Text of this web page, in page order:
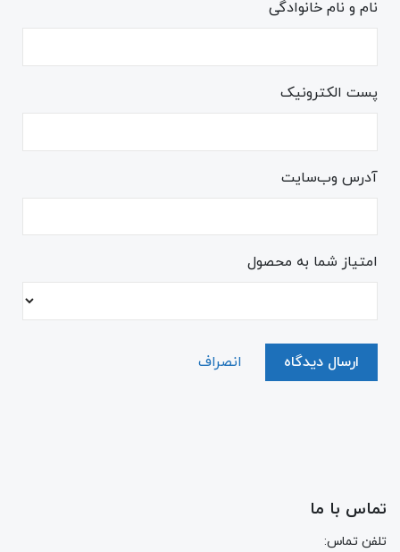
نام و نام خانوادگی
پست الکترونیک
آدرس وب‌سایت
امتیاز شما به محصول
ارسال دیدگاه انصراف
تماس با ما
تلفن تماس: